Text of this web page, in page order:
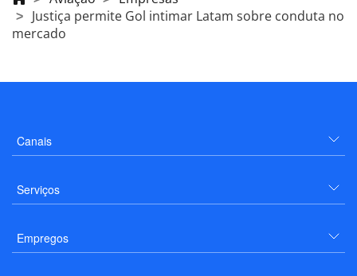
Justiça permite Gol intimar Latam sobre conduta no
mercado
Canais
Serviços
Empregos